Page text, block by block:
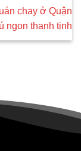
chay ở Quận
ngon thanh tịnh